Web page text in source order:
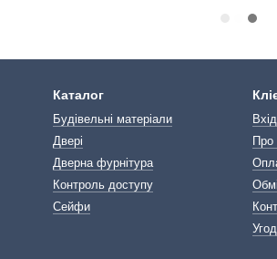
Каталог
Будівельні матеріали
Двері
Дверна фурнітура
Контроль доступу
Сейфи
Про